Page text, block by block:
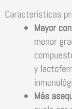
Características
Mayor
menor
y
Más